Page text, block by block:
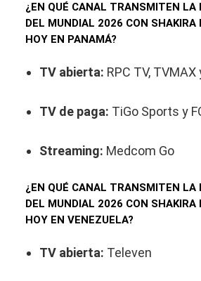
¿EN QUÉ CANAL TRANSMITEN LA
DEL MUNDIAL 2026 CON SHAKIRA
HOY EN PANAMÁ?
TV abierta: RPC TV, TVMAX
TV de paga: TiGo Sports y
Streaming: Medcom Go
¿EN QUÉ CANAL TRANSMITEN LA
DEL MUNDIAL 2026 CON SHAKIRA
HOY EN VENEZUELA?
TV abierta: Televen